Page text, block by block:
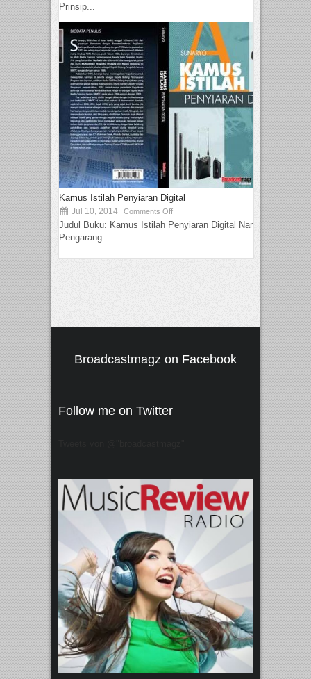
Prinsip...
Kamus Istilah Penyiaran Digital
Jul 10, 2014 Comments Off
Judul Buku: Kamus Istilah Penyiaran Digital Nama
Pengarang:...
Broadcastmagz on Facebook
Follow me on Twitter